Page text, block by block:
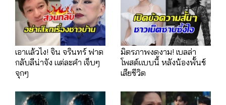
เอาแล้วไง! จิน จรินทร์ ฟาด
กลับลีน่าจัง แต่ละคำ เจ็บๆ
จุกๆ
มิตรภาพงดงาม! เบลล่า
โพสต์แบบนี้ หลังน้องพั้นช์
เสียชีวิต